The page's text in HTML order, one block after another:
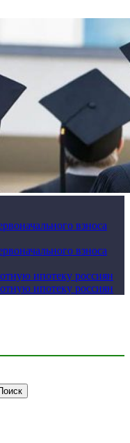
взноса
взноса
ипотеку россиян
ипотеку россиян